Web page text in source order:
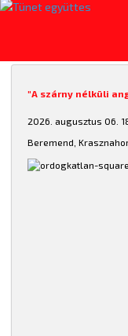
"A szárny nélküli
2026. augusztus 06.
Beremend,